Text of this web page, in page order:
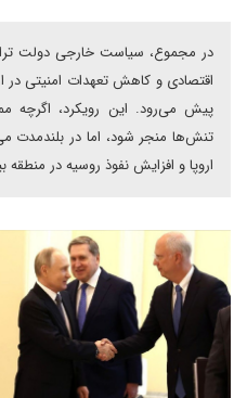
در مجموع، سیاست خارجی دولت
اقتصادی و کاهش تعهدات امنیتی در
پیش می‌رود. این رویکرد،
تنش‌ها منجر شود، اما در بلندمدت
اروپا و افزایش نفوذ روسیه در منطقه